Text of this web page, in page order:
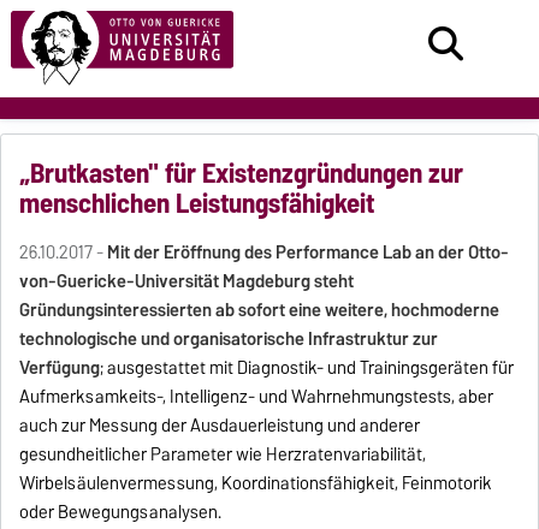
„Brutkasten" für Existenzgründungen zur
menschlichen Leistungsfähigkeit
26.10.2017 -Mit der Eröffnung des Performance Lab an der Otto-
von-Guericke-Universität Magdeburg steht
Gründungsinteressierten ab sofort eine weitere, hochmoderne
technologische und organisatorische Infrastruktur zur
Verfügung; ausgestattet mit Diagnostik- und Trainingsgeräten für
Aufmerksamkeits-, Intelligenz- und Wahrnehmungstests, aber
auch zur Messung der Ausdauerleistung und anderer
gesundheitlicher Parameter wie Herzratenvariabilität,
Wirbelsäulenvermessung, Koordinationsfähigkeit, Feinmotorik
oder Bewegungsanalysen.